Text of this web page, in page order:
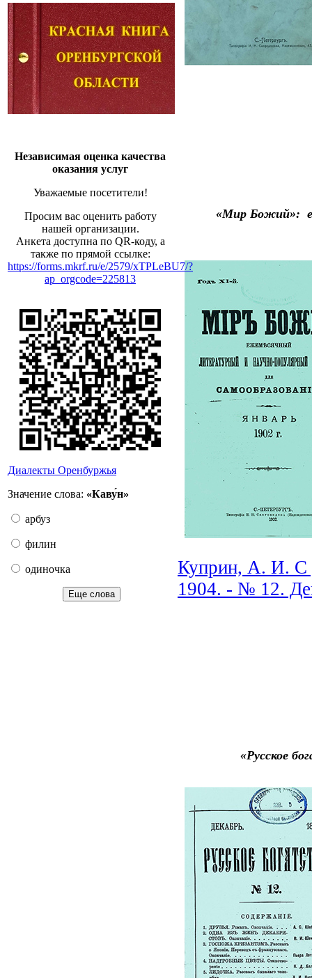
Независимая оценка качества
оказания услуг
Уважаемые посетители!
Просим вас оценить работу
нашей организации.
Анкета доступна по QR-коду, а
также по прямой ссылке:
https://forms.mkrf.ru/e/2579/xTPLeBU7/?
ap_orgcode=225813
Диалекты Оренбуржья
Значение слова: «Каву́н»
арбуз
филин
одиночка
Еще слова
«Мир Божий»:
Куприн, А. И. С
1904. - № 12.
«Русское